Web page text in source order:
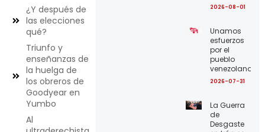
¿Y después de
las elecciones
qué?
Triunfo y
enseñanzas de
la huelga de
los obreros de
Goodyear en
Yumbo
Al
2026-08-01
Unamos
esfuerzos
por el
pueblo
venezolano
2026-07-31
La Guerra
de
Desgaste